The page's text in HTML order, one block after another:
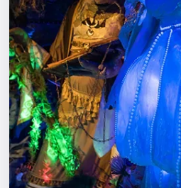
Площадки
Артисты
Рейтинги